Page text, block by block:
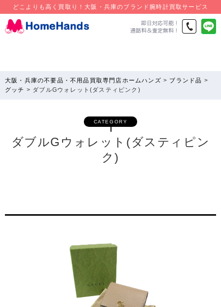
どこよりも高く買取り！大阪・兵庫のブランド腕時計買取サービス
大阪・兵庫の不要品・不用品買取専門店ホームハンズ > ブランド品 >
グッチ > ダブルGウォレット(ダスティピンク)
CATEGORY
ダブルGウォレット(ダスティピン
ク)